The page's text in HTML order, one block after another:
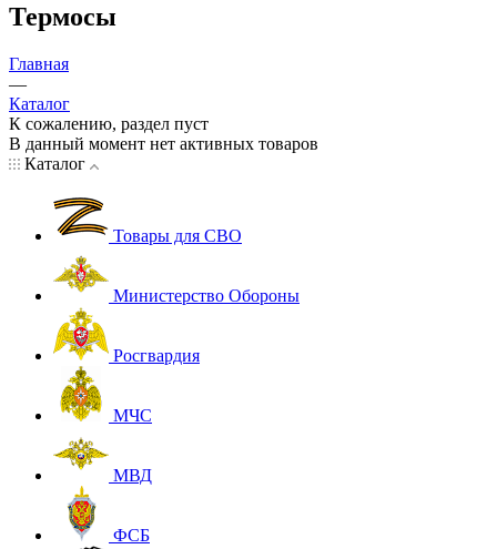
Термосы
Главная
—
Каталог
К сожалению, раздел пуст
В данный момент нет активных товаров
Каталог
Товары для СВО
Министерство Обороны
Росгвардия
МЧС
МВД
ФСБ